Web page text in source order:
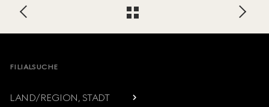
Footer
FILIALSUCHE
LAND/REGION, STADT